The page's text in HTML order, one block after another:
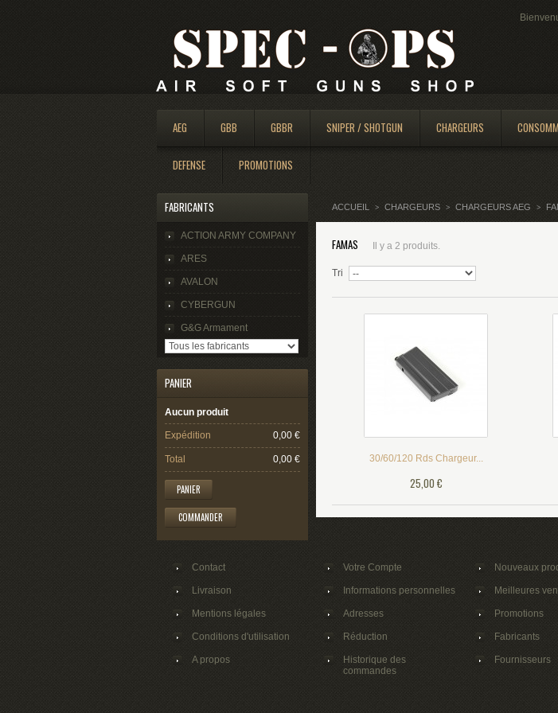
AEG GBB GBBR SNIPER / SHOTGUN CHARGEURS
DEFENSE PROMOTIONS
FABRICANTS
ACTION ARMY COMPANY
ARES
AVALON
CYBERGUN
G&G Armament
PANIER
Aucun produit
Expédition 0,00 €
Total 0,00 €
PANIER
COMMANDER
ACCUEIL > CHARGEURS > CHARGEURS AEG >
FAMAS Il y a 2 produits.
Tri
30/60/120 Rds Chargeur...
25,00 €
Contact
Livraison
Mentions légales
Conditions d'utilisation
A propos
Votre Compte
Informations personnelles
Adresses
Réduction
Historique des
commandes
Nouveaux
Meilleures
Promotions
Fabricants
Fournisseurs